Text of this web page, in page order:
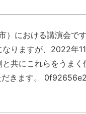
）における講演会で
なりますが、2022年
と共にこれらをうま
だきます。